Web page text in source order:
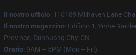
Il nostro ufficio: 116189 Milhaven Lane
Il nostro magazzino: Edificio 1, Yinhe
Province, Dunhuang City, CN
Orario: 9AM – 5PM (Mon – Fri)